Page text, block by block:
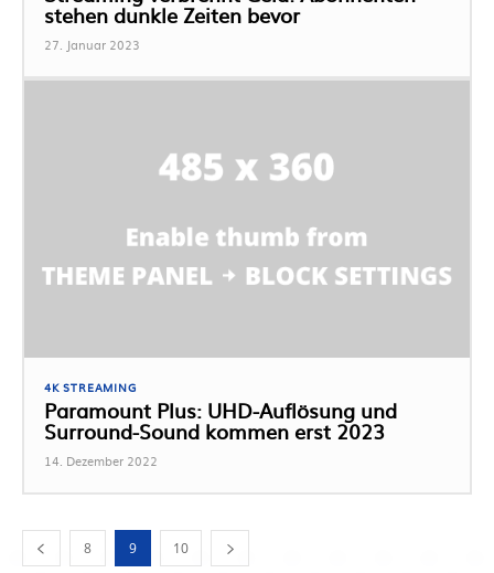
stehen dunkle Zeiten bevor
27. Januar 2023
4K STREAMING
Paramount Plus: UHD-Auflösung und
Surround-Sound kommen erst 2023
14. Dezember 2022
8 9 10